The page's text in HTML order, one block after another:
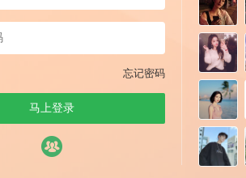
忘记密码
马上登录